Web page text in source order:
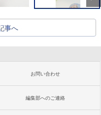
事へ
お問い合わせ
編集部へのご連絡